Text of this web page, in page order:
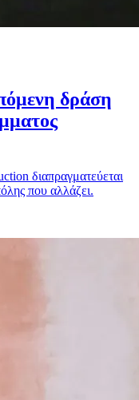
δράση
διαπραγματεύεται
που αλλάζει.